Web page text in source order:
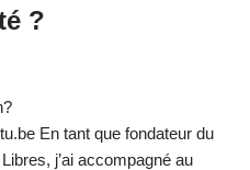
?
En tant que fondateur du
j’ai accompagné au